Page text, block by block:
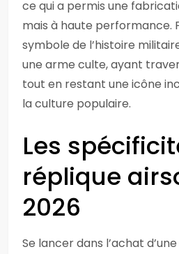
ce qui a permis une
mais à haute performance.
symbole de l’histoire
une arme culte, ayant
tout en restant une icône
la culture populaire.
Les
réplique
2026
Se lancer dans l’achat